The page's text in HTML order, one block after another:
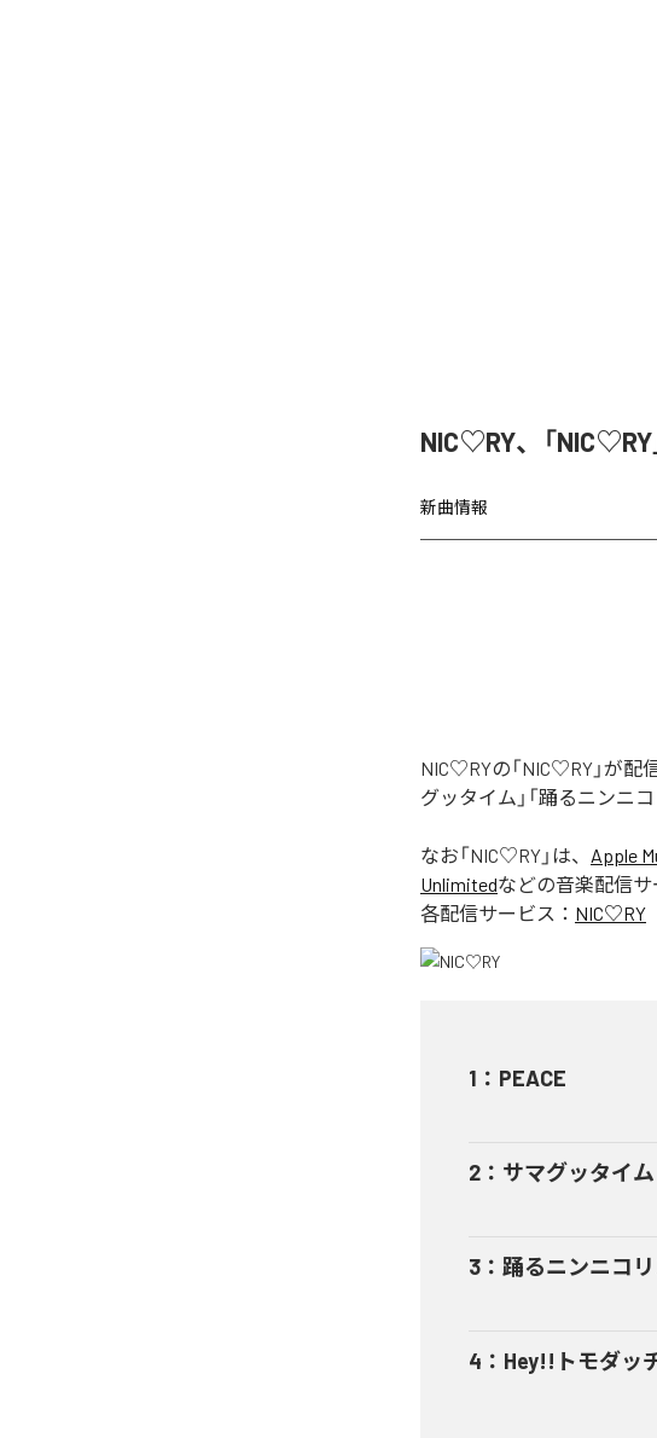
NIC♡RY、「
新曲情報
NIC♡RYの「NIC♡RY」が配
グッタイム」「踊るニンニ
なお「NIC♡RY 」は、 Apple
Unlimitedなどの音楽配信サ
各配信サービス： NIC♡RY
1 ： PEACE
2 ： サマグッタイム
3 ： 踊るニンニコ
4 ： Hey!!トモダッ